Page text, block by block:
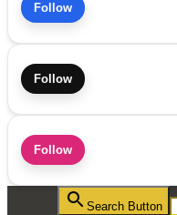
Follow
Follow
Follow
Search Button